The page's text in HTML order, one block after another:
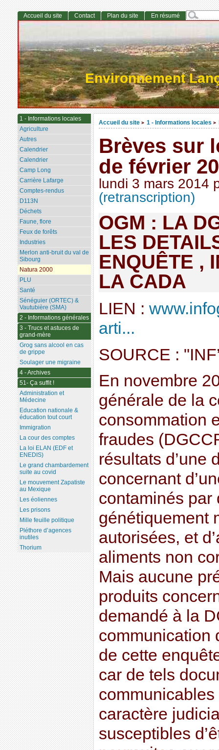
Environnement
Accueil du site > 1 - Informations locales >
Brèves sur
de février
lundi 3 mars 2014
(retranscription)
OGM : LA
LES
ENQUÊTE ,
LA CADA
LIEN :
arti...
SOURCE :
En novembre
générale de la
consommation
fraudes
résultats d’une
concernant
contaminés par
génétiquement
autorisées, et
aliments non
Mais aucune
produits
demandé à la
communication
de cette
car de tels
caractère
susceptibles
Accueil du site Contact Plan du site En résumé
1 - Informations locales
Agriculture
Autres
Calendrier
Calendrier
Camp Long
Carrière Lafarge
Comptes-rendus
D113N
Déchets
Faune, flore
Feux de forêts
Industries
Merlon anti-bruit du val de
Sibourg
Natura 2000
PLU
Santé
Sénéguier (ORTEC) &
Vautubière (SMA)
2 - Informations générales
3 - Trucs et astuces de
grand-mère
Grog sans alcool en cas
de grippe
Soulager une migraine
4 - Archives
51- Ça suffit !
Administration et
Médecine
Education nationale &
éducation tout court
Immigration
La cour des comptes
La loi ELAN (EDF et
ENEDIS)
Le grand chambardement
suite au covid
Le mouvement Zapatiste
au Mexique
Les éoliennes
Les prisons
Mille feuille politique
Pléthore d’agences
inutiles
Thorium